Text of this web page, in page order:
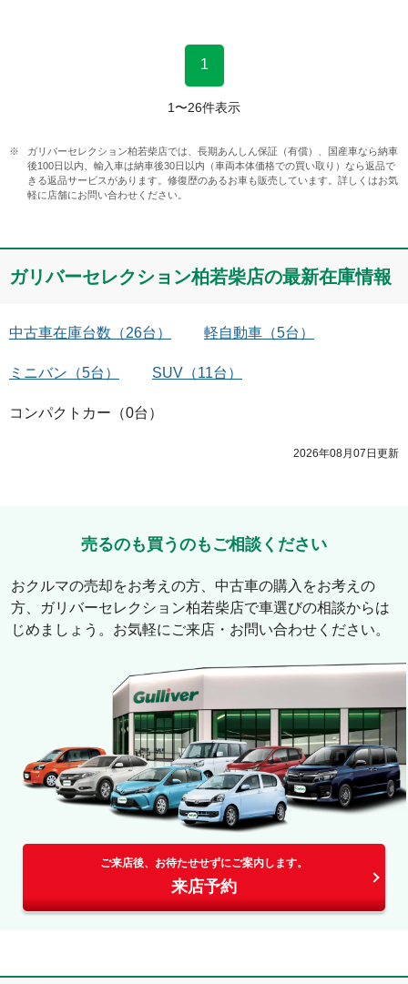
1
1 〜26件表示
ガリバーセレクション柏若柴店では、長期あんしん保証（有償）、国産車なら納車
後100日以内、輸入車は納車後30日以内（車両本体価格での買い取り）なら返品で
きる返品サービスがあります。修復歴のあるお車も販売しています。詳しくはお気
軽に店舗にお問い合わせください。
ガリバーセレクション柏若柴店の最新在庫情報
中古車在庫台数 （26台） 軽自動車 （5台）
ミニバン （5台） SUV （11台）
コンパクトカー （0台）
2026年08月07日 更新
売るのも買うのもご相談ください
おクルマの売却をお考えの方、中古車の購入をお考えの
方、
ガリバーセレクション柏若柴店で車選びの相談からは
じめましょう。お気軽にご来店・お問い合わせください。
ご来店後、お待たせせずにご案内します。
来店予約